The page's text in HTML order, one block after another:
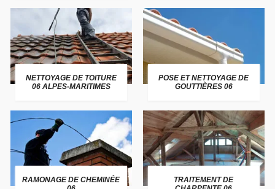
NETTOYAGE DE TOITURE
06 ALPES-MARITIMES
POSE ET NETTOYAGE DE
GOUTTIÈRES 06
RAMONAGE DE CHEMINÉE
TRAITEMENT DE